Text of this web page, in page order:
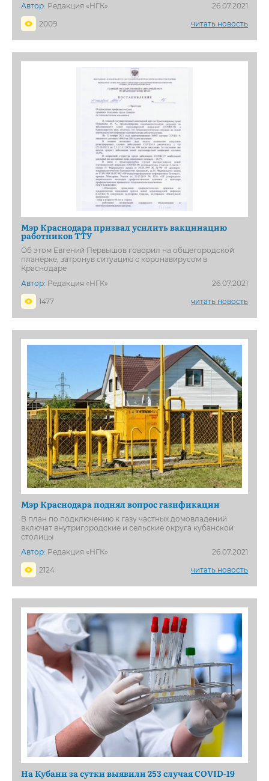
Автор: Редакция «НГК»
26.07.2021
2009
читать новость
Мэр Краснодара призвал усилить вакцинацию
работников ТТУ
Об этом Евгений Первышов говорил на общегородской
планёрке, затронув ситуацию с коронавирусом в
Краснодаре
Автор: Редакция «НГК»
26.07.2021
1477
читать новость
Мэр Краснодара поднял вопрос газификации
В план по подключению к газу частных домовладений
включат внутригородские и сельские округа кубанской
столицы
Автор: Редакция «НГК»
26.07.2021
2124
читать новость
На Кубани за сутки выявили 253 случая COVID-19